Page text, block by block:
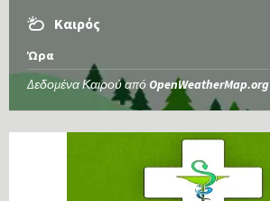
Καιρός
Ώρα
Δεδομένα Καιρού από OpenWeatherMap.org